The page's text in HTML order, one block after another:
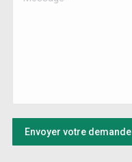
Envoyer votre demande